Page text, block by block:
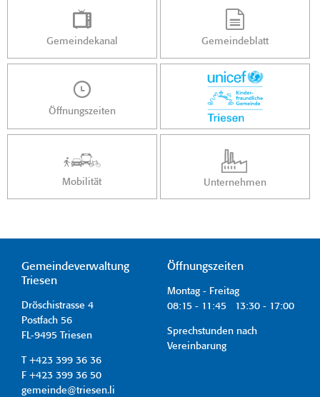
Gemeindekanal Gemeindeblatt
Öffnungszeiten
Mobilität Unternehmen
Gemeindeverwaltung
Triesen
Dröschistrasse 4
Postfach 56
FL-9495 Triesen
T +423 399 36 36
F +423 399 36 50
gemeinde@triesen.li
Öffnungszeiten
Montag - Freitag
08:15 - 11:45 13:30 - 17:00
Sprechstunden nach
Vereinbarung